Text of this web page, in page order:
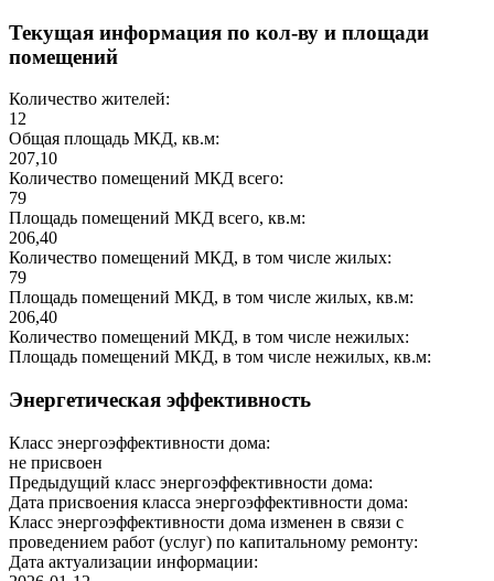
Текущая информация по кол-ву и площади
помещений
Количество жителей:
12
Общая площадь МКД, кв.м:
207,10
Количество помещений МКД всего:
79
Площадь помещений МКД всего, кв.м:
206,40
Количество помещений МКД, в том числе жилых:
79
Площадь помещений МКД, в том числе жилых, кв.м:
206,40
Количество помещений МКД, в том числе нежилых:
Площадь помещений МКД, в том числе нежилых, кв.м:
Энергетическая эффективность
Класс энергоэффективности дома:
не присвоен
Предыдущий класс энергоэффективности дома:
Дата присвоения класса энергоэффективности дома:
Класс энергоэффективности дома изменен в связи с
проведением работ (услуг) по капитальному ремонту:
Дата актуализации информации: